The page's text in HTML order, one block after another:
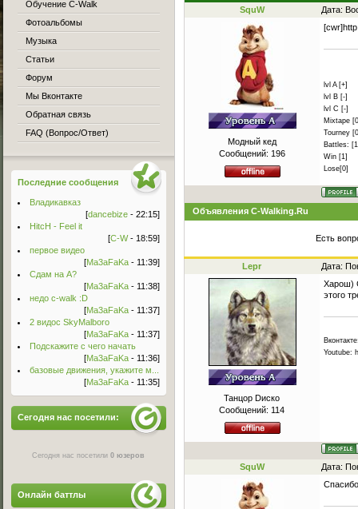
SquW Дата:
Модный кед
Сообщений: 196
lvl A [+]
lvl B [-]
lvl C [-]
Mixtape
Tourney
Battles:
Win [1]
Lose[0]
Объявления C-Walking.Ru
Есть
Lepr Дата:
Танцор Dиско
Сообщений: 114
Харош)
этого
Youtube:
SquW Дата:
Обучение C-Walk
Фотоальбомы
Музыка
Статьи
Форум
Мы Вконтакте
Обратная связь
FAQ (Вопрос/Ответ)
Последние сообщения
Владикавказ
[dancebize - 22:15]
HitcH - Feel it
[C-W- 18:59]
первое видео
[Ma3aFaKa - 11:39]
Сдам на А?
[Ma3aFaKa - 11:38]
недо c-walk :D
[Ma3aFaKa - 11:37]
2 видос SkyMalboro
[Ma3aFaKa - 11:37]
Подскажите с чего начать
[Ma3aFaKa - 11:36]
базовые движения, укажите м...
[Ma3aFaKa - 11:35]
Сегодня нас посетили:
Сегодня нас посетили0 юзеров
Онлайн баттлы